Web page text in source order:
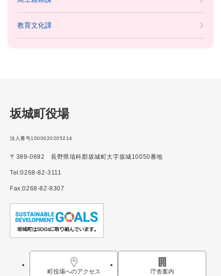
教育文化課
坂城町役場
法人番号1000020205214
〒389-0692 長野県埴科郡坂城町大字坂城10050番地
Tel:0268-82-3111
Fax:0268-82-8307
町役場へのアクセス 庁舎案内